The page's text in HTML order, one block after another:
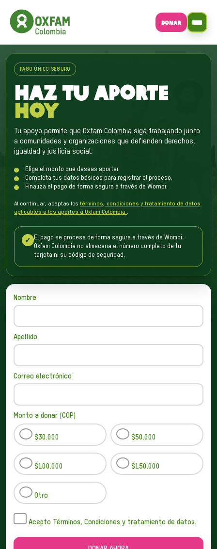
DONAR
Nombre
Apellido
Correo electrónico
Monto a donar (COP)
$30.000 $50.000
$100.000 $150.000
Otro
Acepto Términos, Condiciones y tratamiento de datos.
PAGO ÚNICO SEGURO
HAZ TU APORTE
HOY
Tu apoyo permite que Oxfam Colombia siga trabajando junto
a comunidades y organizaciones que defienden derechos,
igualdad y justicia social.
Elige el monto que deseas aportar.
Completa tus datos básicos para registrar el proceso.
Finaliza el pago de forma segura a través de Wompi.
Al continuar, aceptas lostérminos, condiciones y tratamiento de datos
aplicables a los aportes a Oxfam Colombia .
✓
El pago se procesa de forma segura a través de Wompi.
Oxfam Colombia no almacena el número completo de tu
tarjeta ni su código de seguridad.